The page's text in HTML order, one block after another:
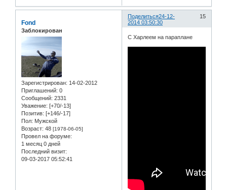
Поделиться 15
24-12-
2014 03:50:30
Fond
Заблокирован
Зарегистрирован: 14-02-2012
Приглашений: 0
Сообщений: 2331
Уважение: [+70/-13]
Позитив: [+146/-17]
Пол: Мужской
Возраст: 48 [1978-06-05]
Провел на форуме:
1 месяц 0 дней
Последний визит:
09-03-2017 05:52:41
С Харлеем на параплане